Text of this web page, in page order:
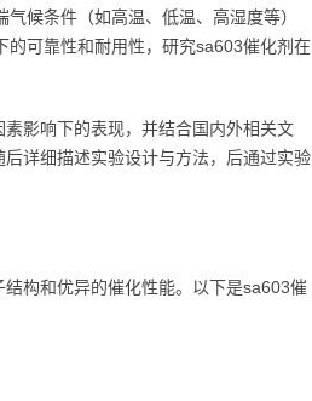
候条件（如高温、低温、高湿度等）
的可靠性和耐用性，研究sa603催化剂在
影响下的表现，并结合国内外相关文
详细描述实验设计与方法，后通过实验
构和优异的催化性能。以下是sa603催